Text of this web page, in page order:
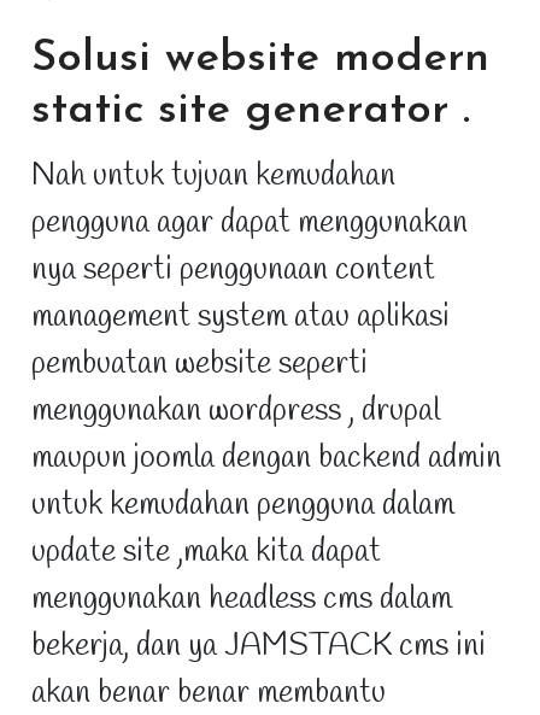
Solusi website modern
static site generator .
Nah untuk tujuan kemudahan
pengguna agar dapat menggunakan
nya seperti penggunaan content
management system atau aplikasi
pembuatan website seperti
menggunakan wordpress , drupal
maupun joomla dengan backend admin
untuk kemudahan pengguna dalam
update site ,maka kita dapat
menggunakan headless cms dalam
bekerja, dan ya JAMSTACK cms ini
akan benar benar membantu